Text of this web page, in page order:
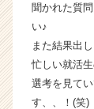
聞かれた質
い♪
また結果出
忙しい就活
選考を見て
す、、！(笑)